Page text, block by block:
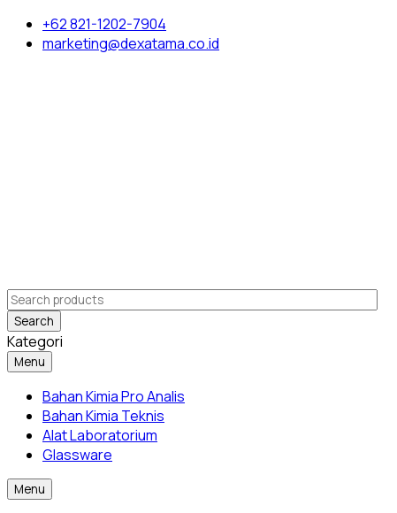
+62 821-1202-7904
marketing@dexatama.co.id
Search
Kategori
Menu
Bahan Kimia Pro Analis
Bahan Kimia Teknis
Alat Laboratorium
Glassware
Menu